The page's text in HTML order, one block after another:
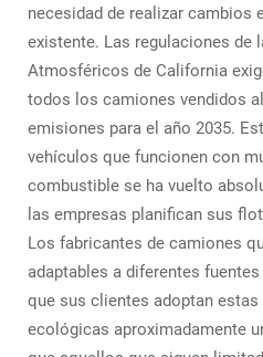
necesidad de realizar cambios
existente. Las regulaciones de
Atmosféricos de California
todos los camiones vendidos
emisiones para el año 2035.
vehículos que funcionen con
combustible se ha vuelto
las empresas planifican sus
Los fabricantes de camiones
adaptables a diferentes
que sus clientes adoptan
ecológicas aproximadamente